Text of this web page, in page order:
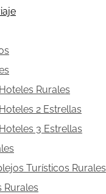
Hoteles Rurales
Hoteles 2 Estrellas
Hoteles 3 Estrellas
Turísticos Rurales
Rurales